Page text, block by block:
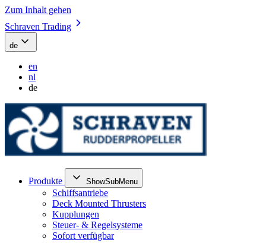
Zum Inhalt gehen
Schraven Trading
de
en
nl
de
Produkte ShowSubMenu
Schiffsantriebe
Deck Mounted Thrusters
Kupplungen
Steuer- & Regelsysteme
Sofort verfügbar